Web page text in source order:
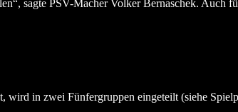
sagte PSV-Macher Volker Bernaschek. Auch
in zwei Fünfergruppen eingeteilt (siehe